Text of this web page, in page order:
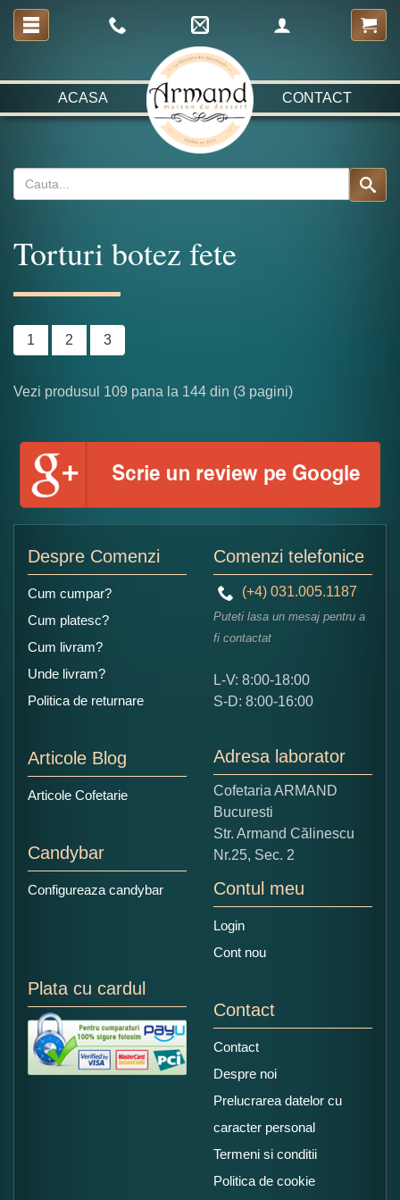
ACASA CONTACT
Torturi botez fete
1 2 3
Vezi produsul 109 pana la 144 din (3 pagini)
Despre Comenzi
Cum cumpar?
Cum platesc?
Cum livram?
Unde livram?
Politica de returnare
Articole Blog
Articole Cofetarie
Candybar
Configureaza candybar
Comenzi telefonice
(+4) 031.005.1187
Puteti lasa un mesaj pentru a
fi contactat
L-V: 8:00-18:00
S-D: 8:00-16:00
Adresa laborator
Cofetaria ARMAND
Bucuresti
Str. Armand Călinescu
Nr.25, Sec. 2
Contul meu
Login
Cont nou
Plata cu cardul
Contact
Contact
Despre noi
Prelucrarea datelor cu
caracter personal
Termeni si conditii
Politica de cookie